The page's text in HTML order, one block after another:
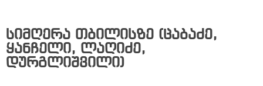
სიმღერა თბილისზე (ცაბაძე,
ყანჩელი, ლაღიძე,
დურგლიშვილი)